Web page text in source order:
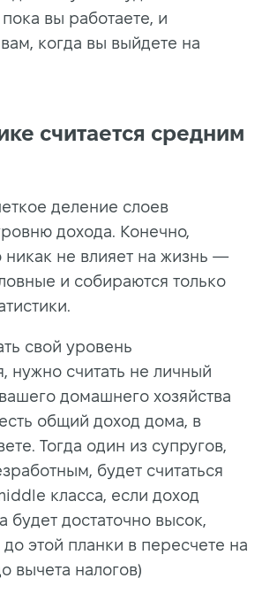
вы работаете, и
когда вы выйдете на
считается средним
деление слоев
дохода. Конечно,
не влияет на жизнь —
и собираются только
свой уровень
нужно считать не личный
домашнего хозяйства
общий доход дома, в
Тогда один из супругов,
будет считаться
класса, если доход
будет достаточно высок,
до этой планки в пересчете на
вычета налогов)